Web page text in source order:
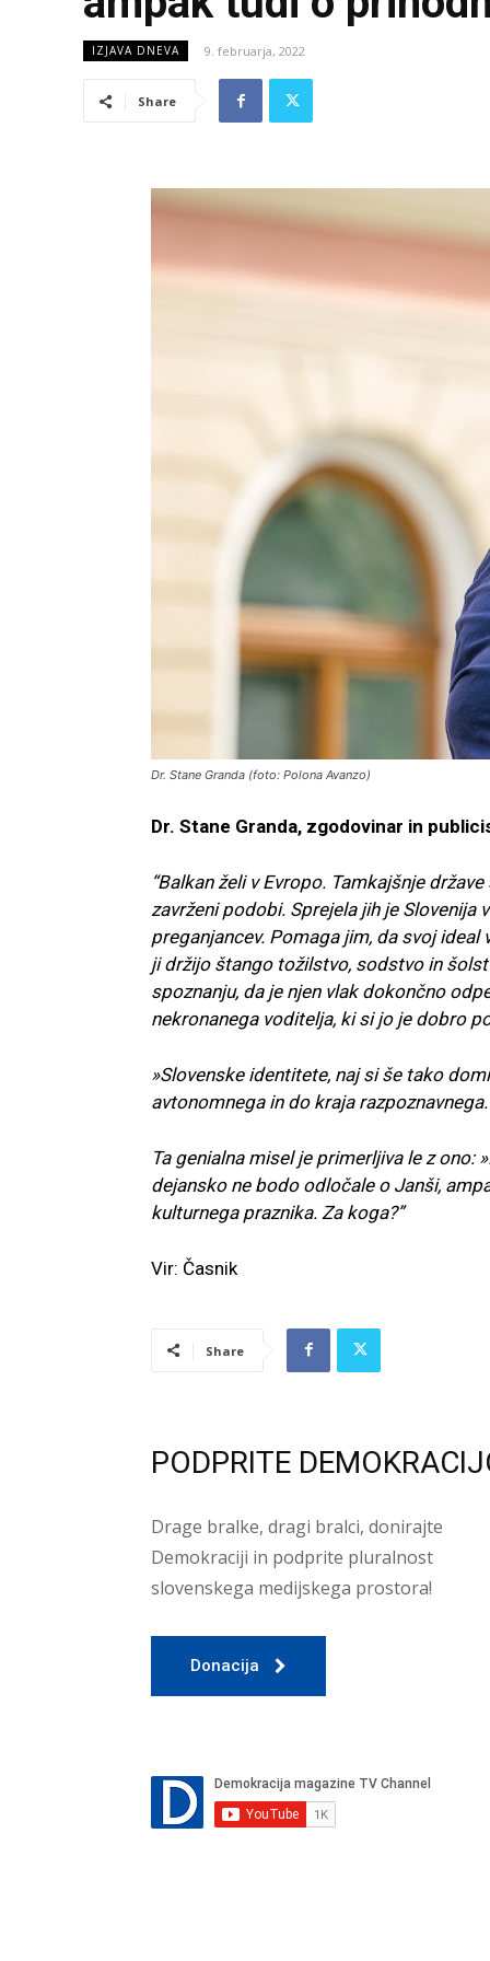
IZJAVA DNEVA 9. februarja, 2022
Share
Dr. Stane Granda (foto: Polona Avanzo)
Dr. Stane Granda, zgodovinar in
“Balkan želi v Evropo. Tamkajšnje
zavrženi podobi. Sprejela jih je
preganjancev. Pomaga jim, da svoj
ji držijo štango tožilstvo, sodstvo in
spoznanju, da je njen vlak dokončno
nekronanega voditelja, ki si jo je dobro
»Slovenske identitete, naj si še tako
avtonomnega in do kraja
Ta genialna misel je primerljiva le z
dejansko ne bodo odločale o Janši,
kulturnega praznika. Za koga?”
Vir: Časnik
Share
PODPRITE
Drage bralke, dragi bralci, donirajte
Demokraciji in podprite pluralnost
slovenskega medijskega prostora!
Donacija